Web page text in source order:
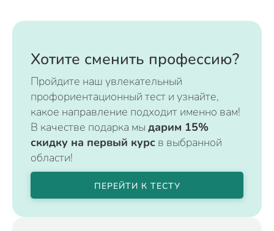
Хотите сменить профессию?
Пройдите наш увлекательный
профориентационный тест и узнайте,
какое направление подходит именно вам!
В качестве подарка мы дарим 15%
скидку на первый курс в выбранной
области!
ПЕРЕЙТИ К ТЕСТУ